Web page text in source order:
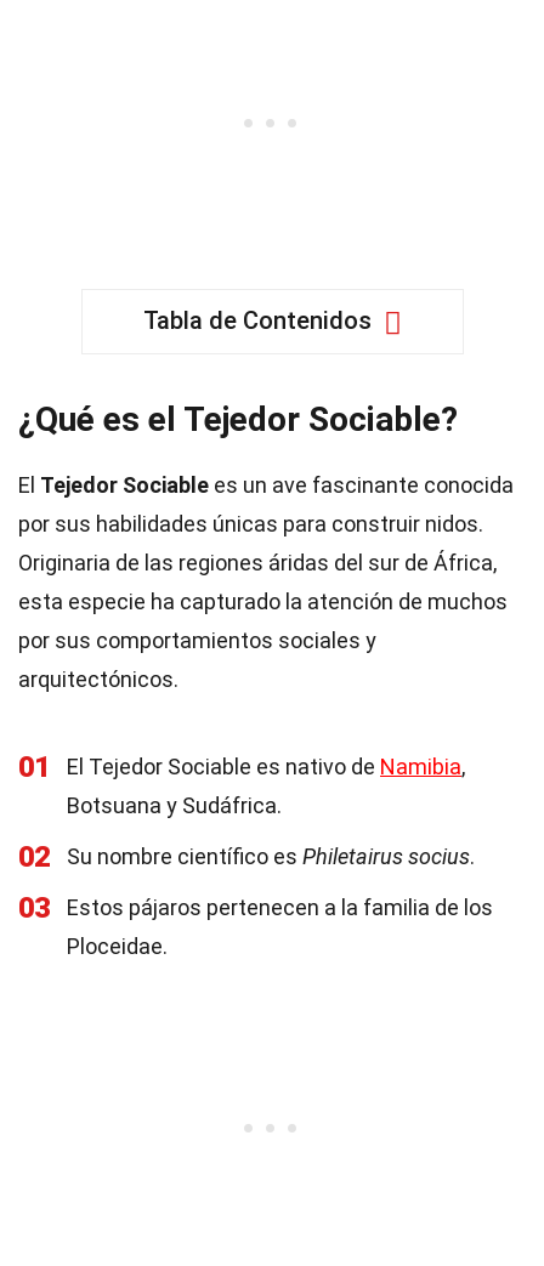
Tabla de Contenidos
¿Qué es el Tejedor Sociable?
El Tejedor Sociable es un ave fascinante conocida
por sus habilidades únicas para construir nidos.
Originaria de las regiones áridas del sur de África,
esta especie ha capturado la atención de muchos
por sus comportamientos sociales y
arquitectónicos.
01 El Tejedor Sociable es nativo de Namibia,
Botsuana y Sudáfrica.
02 Su nombre científico es Philetairus socius.
03
Estos pájaros pertenecen a la familia de los
Ploceidae.